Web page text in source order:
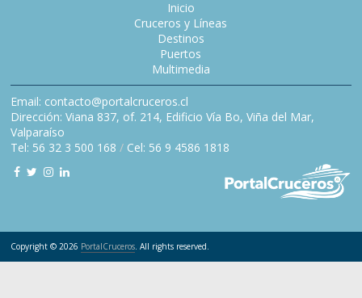
Inicio
Cruceros y Líneas
Destinos
Puertos
Multimedia
Email: contacto@portalcruceros.cl
Dirección: Viana 837, of. 214, Edificio Vía Bo, Viña del Mar,
Valparaíso
Tel: 56 32 3 500 168 / Cel: 56 9 4586 1818
Copyright © 2026 PortalCruceros. All rights reserved.